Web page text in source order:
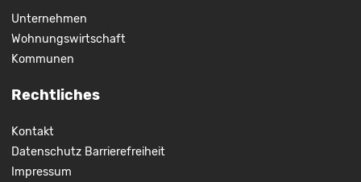
Unternehmen
Wohnungswirtschaft
Kommunen
Rechtliches
Kontakt
Datenschutz Barrierefreiheit
Impressum